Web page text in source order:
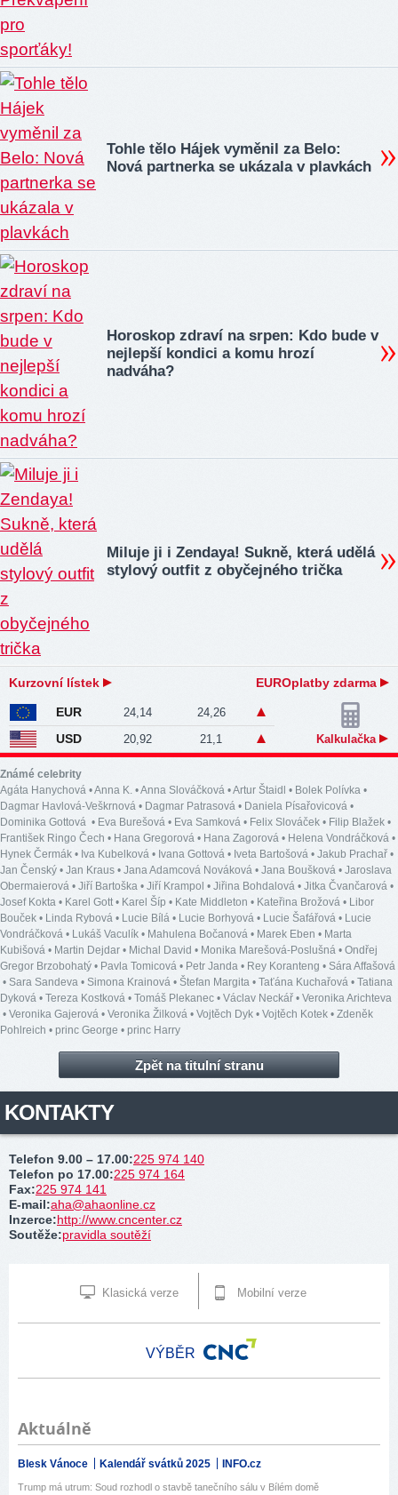
Tohle tělo Hájek vyměnil za Belo:
Nová partnerka se ukázala v plavkách
Horoskop zdraví na srpen: Kdo bude v
nejlepší kondici a komu hrozí
nadváha?
Miluje ji i Zendaya! Sukně, která udělá
stylový outfit z obyčejného trička
Kurzovní lístek EUROplatby zdarma
EUR 24,14 24,26
USD 20,92 21,1 Kalkulačka
Známé celebrity
Agáta Hanychová •Anna K. •Anna Slováčková •Artur Štaidl • Bolek Polívka •
Dagmar Havlová-Veškrnová • Dagmar Patrasová • Daniela Písařovicová •
Dominika Gottová • Eva Burešová • Eva Samková • Felix Slováček • Filip Blažek •
František Ringo Čech • Hana Gregorová • Hana Zagorová • Helena Vondráčková •
Hynek Čermák • Iva Kubelková • Ivana Gottová • Iveta Bartošová • Jakub Prachař •
Jan Čenský • Jan Kraus • Jana Adamcová Nováková • Jana Boušková • Jaroslava
Obermaierová • Jiří Bartoška • Jiří Krampol • Jiřina Bohdalová • Jitka Čvančarová •
Josef Kokta • Karel Gott• Karel Šíp • Kate Middleton • Kateřina Brožová • Libor
Bouček • Linda Rybová • Lucie Bílá • Lucie Borhyová • Lucie Šafářová • Lucie
Vondráčková • Lukáš Vaculík • Mahulena Bočanová • Marek Eben • Marta
Kubišová • Martin Dejdar • Michal David • Monika Marešová-Poslušná • Ondřej
Gregor Brzobohatý • Pavla Tomicová • Petr Janda • Rey Koranteng • Sára Affašová
• Sara Sandeva • Simona Krainová • Štefan Margita • Taťána Kuchařová • Tatiana
Dyková • Tereza Kostková • Tomáš Plekanec • Václav Neckář • Veronika Arichteva
• Veronika Gajerová • Veronika Žilková • Vojtěch Dyk • Vojtěch Kotek • Zdeněk
Pohlreich • princ George • princ Harry
Zpět na titulní stranu
KONTAKTY
Telefon 9.00 – 17.00:225 974 140
Telefon po 17.00:225 974 164
Fax:225 974 141
E-mail:aha@ahaonline.cz
Inzerce:http://www.cncenter.cz
Soutěže:pravidla soutěží
Klasická verze Mobilní verze
VÝBĚR
Aktuálně
Blesk Vánoce Kalendář svátků 2025 INFO.cz
Trump má utrum: Soud rozhodl o stavbě tanečního sálu v Bílém domě